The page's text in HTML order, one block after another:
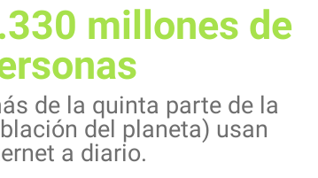
millones de
de la quinta parte de la
del planeta) usan
a diario.